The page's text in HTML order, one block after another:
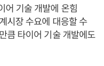
기술 개발에 온힘
시장 수요에 대응할 수
큼 타이어 기술 개발에도